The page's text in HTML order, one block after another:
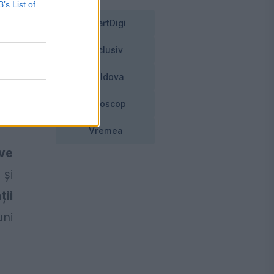
List of
SmartDigi
Exclusiv
Moldova
Horoscop
Vremea